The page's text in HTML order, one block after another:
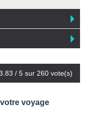
/ 5 sur 260 vote(s)
voyage